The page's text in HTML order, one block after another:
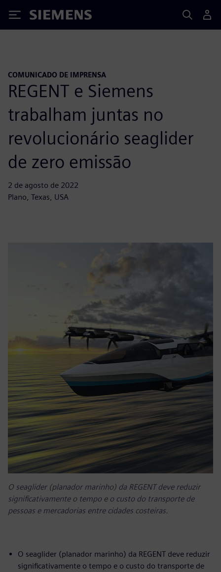
Siemens
COMUNICADO DE IMPRENSA
REGENT e Siemens
trabalham juntas no
revolucionário seaglider
de zero emissão
2 de agosto de 2022
Plano, Texas, USA
O seaglider (planador marinho) da REGENT deve reduzir
significativamente o tempo e o custo do transporte de
pessoas e mercadorias entre cidades costeiras.
O seaglider (planador marinho) da REGENT deve reduzir
significativamente o tempo e o custo do transporte de